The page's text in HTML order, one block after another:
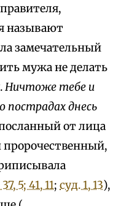
называют
замечательный
мужа не делать
Ничтоже тебе и
пострадах днесь
от лица
5; 41, 11; суд. 1, 13),